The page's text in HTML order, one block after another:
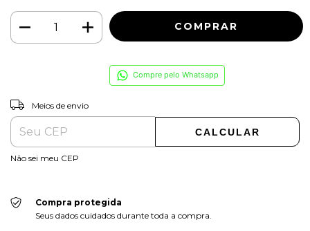
Compre pelo Whatsapp
Entregas para o CEP:
Meios de envio
CALCULAR
Não sei meu CEP
Compra protegida
Seus dados cuidados durante toda a compra.